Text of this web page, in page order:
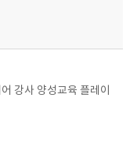
강사 양성교육 플레이